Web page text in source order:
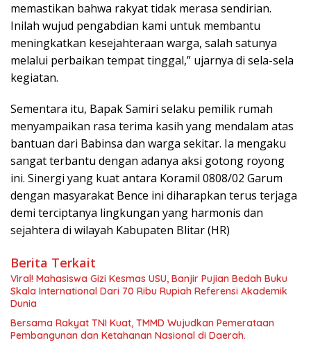
memastikan bahwa rakyat tidak merasa sendirian.
Inilah wujud pengabdian kami untuk membantu
meningkatkan kesejahteraan warga, salah satunya
melalui perbaikan tempat tinggal,” ujarnya di sela-sela
kegiatan.
Sementara itu, Bapak Samiri selaku pemilik rumah
menyampaikan rasa terima kasih yang mendalam atas
bantuan dari Babinsa dan warga sekitar. Ia mengaku
sangat terbantu dengan adanya aksi gotong royong
ini. Sinergi yang kuat antara Koramil 0808/02 Garum
dengan masyarakat Bence ini diharapkan terus terjaga
demi terciptanya lingkungan yang harmonis dan
sejahtera di wilayah Kabupaten Blitar (HR)
Berita Terkait
Viral! Mahasiswa Gizi Kesmas USU, Banjir Pujian Bedah Buku
Skala International Dari 70 Ribu Rupiah Referensi Akademik
Dunia
Bersama Rakyat TNI Kuat, TMMD Wujudkan Pemerataan
Pembangunan dan Ketahanan Nasional di Daerah.